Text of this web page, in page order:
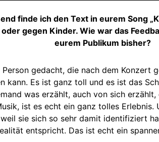
finde ich den Text in eurem Song
gegen Kinder. Wie war das
eurem Publikum bisher?
gedacht, die nach dem Konzert
kann. Es ist ganz toll und es ist das
was erzählt, auch von sich
ist es echt ein ganz tolles
sie sich so sehr damit identifiziert
entspricht. Das ist echt ein